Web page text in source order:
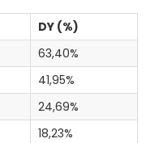
DY (%)
63,40%
41,95%
24,69%
18,23%